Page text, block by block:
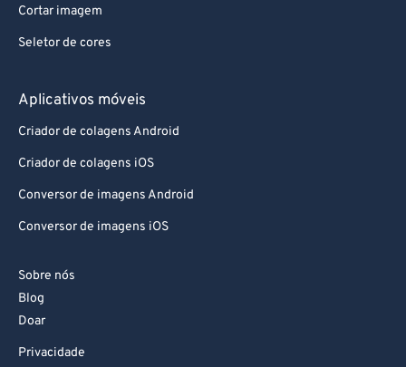
Cortar imagem
Seletor de cores
Aplicativos móveis
Criador de colagens Android
Criador de colagens iOS
Conversor de imagens Android
Conversor de imagens iOS
Sobre nós
Blog
Doar
Privacidade